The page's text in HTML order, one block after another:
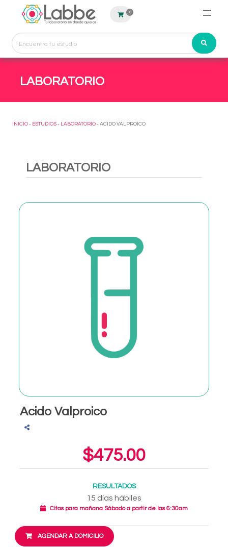
0
LABORATORIO
INICIO - ESTUDIOS - LABORATORIO - ACIDO VALPROICO
LABORATORIO
Acido Valproico
$475.00
RESULTADOS
15 días hábiles
Citas para mañana Sábado a partir de las 6:30am
AGENDAR A DOMICILIO